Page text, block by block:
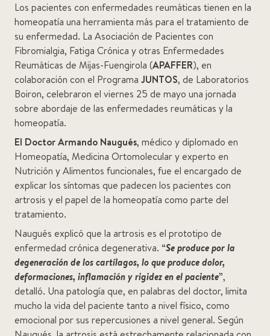
Los pacientes con enfermedades reumáticas tienen en la
homeopatía una herramienta más para el tratamiento de
su enfermedad. La Asociación de Pacientes con
Fibromialgia, Fatiga Crónica y otras Enfermedades
Reumáticas de Mijas-Fuengirola (APAFFER), en
colaboración con el Programa JUNTOS, de Laboratorios
Boiron, celebraron el viernes 25 de mayo una jornada
sobre abordaje de las enfermedades reumáticas y la
homeopatía.
El Doctor Armando Naugués, médico y diplomado en
Homeopatía, Medicina Ortomolecular y experto en
Nutrición y Alimentos funcionales, fue el encargado de
explicar los síntomas que padecen los pacientes con
artrosis y el papel de la homeopatía como parte del
tratamiento.
Naugués explicó que la artrosis es el prototipo de
enfermedad crónica degenerativa. “Seproduce por la
degeneración de los cartílagos, lo que produce dolor,
deformaciones, inflamación y rigidez en el paciente”,
detalló. Una patología que, en palabras del doctor, limita
mucho la vida del paciente tanto a nivel físico, como
emocional por sus repercusiones a nivel general. Según